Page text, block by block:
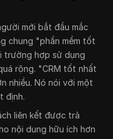
mới bắt đầu mắc
chung "phần mềm tốt
trường hợp sử dụng
rộng. "CRM tốt nhất
nhiều. Nó nói với một
định.
liên kết được trả
nội dung hữu ích hơn